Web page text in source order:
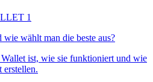
wählt man die beste aus?
ist, wie sie funktioniert und wie
erstellen.